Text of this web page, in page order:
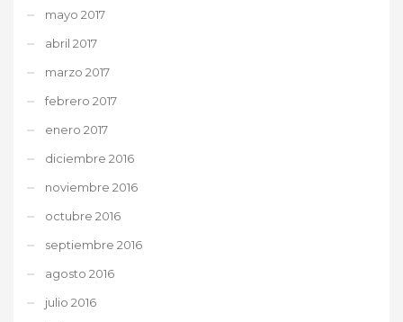
mayo 2017
abril 2017
marzo 2017
febrero 2017
enero 2017
diciembre 2016
noviembre 2016
octubre 2016
septiembre 2016
agosto 2016
julio 2016